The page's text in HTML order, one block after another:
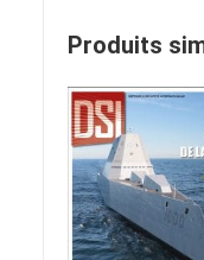
Produits